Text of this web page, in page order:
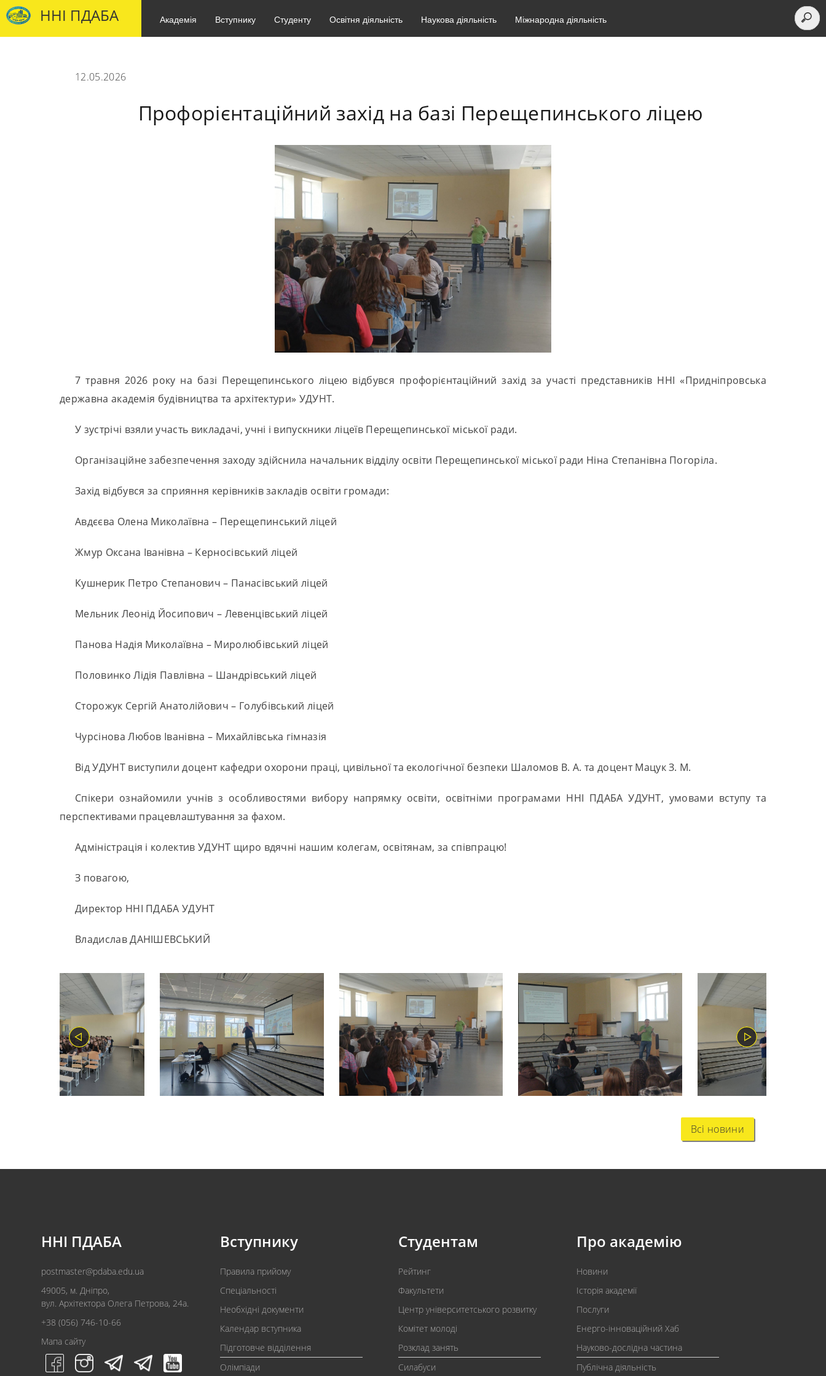
ННІ ПДАБА Академія Вступнику Студенту Освітня діяльність Наукова діяльність Міжнародна діяльність
12.05.2026
Профорієнтаційний захід на базі Перещепинського ліцею
7 травня 2026 року на базі Перещепинського ліцею відбувся профорієнтаційний захід за участі представників ННІ «Придніпровська
державна академія будівництва та архітектури» УДУНТ.
У зустрічі взяли участь викладачі, учні і випускники ліцеїв Перещепинської міської ради.
Організаційне забезпечення заходу здійснила начальник відділу освіти Перещепинської міської ради Ніна Степанівна Погоріла.
Захід відбувся за сприяння керівників закладів освіти громади:
Авдєєва Олена Миколаївна – Перещепинський ліцей
Жмур Оксана Іванівна – Керносівський ліцей
Кушнерик Петро Степанович – Панасівський ліцей
Мельник Леонід Йосипович – Левенцівський ліцей
Панова Надія Миколаївна – Миролюбівський ліцей
Половинко Лідія Павлівна – Шандрівський ліцей
Сторожук Сергій Анатолійович – Голубівський ліцей
Чурсінова Любов Іванівна – Михайлівська гімназія
Від УДУНТ виступили доцент кафедри охорони праці, цивільної та екологічної безпеки Шаломов В. А. та доцент Мацук З. М.
Спікери ознайомили учнів з особливостями вибору напрямку освіти, освітніми програмами ННІ ПДАБА УДУНТ, умовами вступу та
перспективами працевлаштування за фахом.
Адміністрація і колектив УДУНТ щиро вдячні нашим колегам, освітянам, за співпрацю!
З повагою,
Директор ННІ ПДАБА УДУНТ
Владислав ДАНІШЕВСЬКИЙ
Всі новини
ННІ ПДАБА
postmaster@pdaba.edu.ua
49005, м. Дніпро,
вул. Архітектора Олега Петрова, 24а.
+38 (056) 746-10-66
Мапа сайту
Вступнику
Правила прийому
Спеціальності
Необхідні документи
Календар вступника
Підготовче відділення
Олімпіади
Студентам
Рейтинг
Факультети
Центр університетського розвитку
Комітет молоді
Розклад занять
Силабуси
Про академію
Новини
Історія академії
Послуги
Енерго-інноваційний Хаб
Науково-дослідна частина
Публічна діяльність